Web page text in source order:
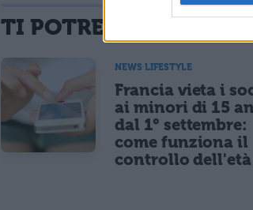
TI POTREBBE
NEWS LIFESTYLE
Francia vieta i
ai minori di 15
dal 1° settembre:
come funziona il
controllo dell'età